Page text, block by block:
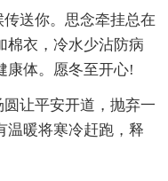
送你。思念牵挂总在
棉衣，冷水少沾防病
康体。愿冬至开心!
让平安开道，抛弃一
温暖将寒冷赶跑，释